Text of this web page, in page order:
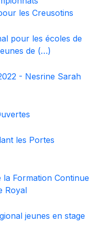
les Creusotins
pour les écoles de
de (…)
- Nesrine Sarah
les Portes
la Formation Continue
Royal
jeunes en stage